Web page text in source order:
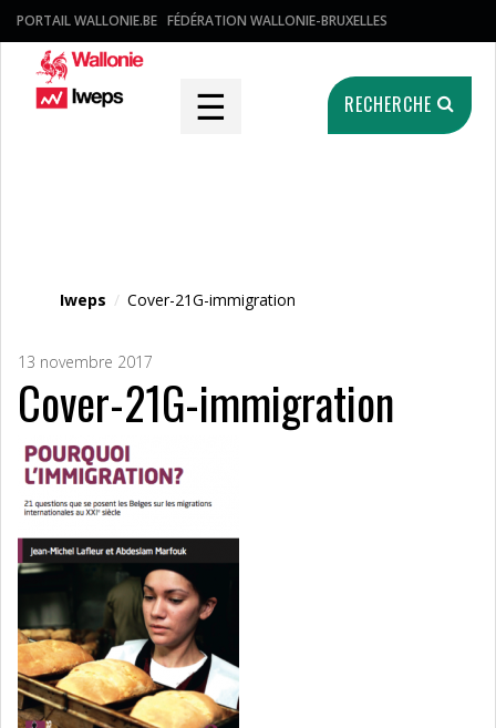
PORTAIL WALLONIE.BE FÉDÉRATION WALLONIE-BRUXELLES
☰ RECHERCHE
Iweps / Cover-21G-immigration
13 novembre 2017
Cover-21G-immigration